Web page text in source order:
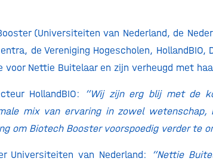
(Universiteiten van Nederland, de
de Vereniging Hogescholen, HollandBIO,
voor Nettie Buitelaar en zijn verheugd met
HollandBIO:
“Wij zijn erg blij met de
mix van ervaring in zowel wetenschap,
om Biotech Booster voorspoedig verder te
Universiteiten van Nederland:
“Nettie